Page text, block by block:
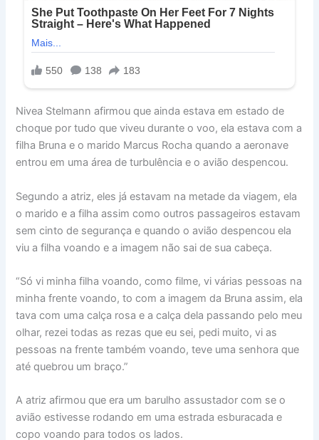
Nivea Stelmann afirmou que ainda estava em estado de
choque por tudo que viveu durante o voo, ela estava com a
filha Bruna e o marido Marcus Rocha quando a aeronave
entrou em uma área de turbulência e o avião despencou.
Segundo a atriz, eles já estavam na metade da viagem, ela
o marido e a filha assim como outros passageiros estavam
sem cinto de segurança e quando o avião despencou ela
viu a filha voando e a imagem não sai de sua cabeça.
“Só vi minha filha voando, como filme, vi várias pessoas na
minha frente voando, to com a imagem da Bruna assim, ela
tava com uma calça rosa e a calça dela passando pelo meu
olhar, rezei todas as rezas que eu sei, pedi muito, vi as
pessoas na frente também voando, teve uma senhora que
até quebrou um braço.”
A atriz afirmou que era um barulho assustador com se o
avião estivesse rodando em uma estrada esburacada e
copo voando para todos os lados.